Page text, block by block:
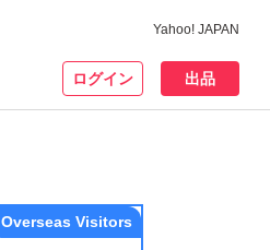
Yahoo! JAPAN
ログイン 出品
Overseas Visitors